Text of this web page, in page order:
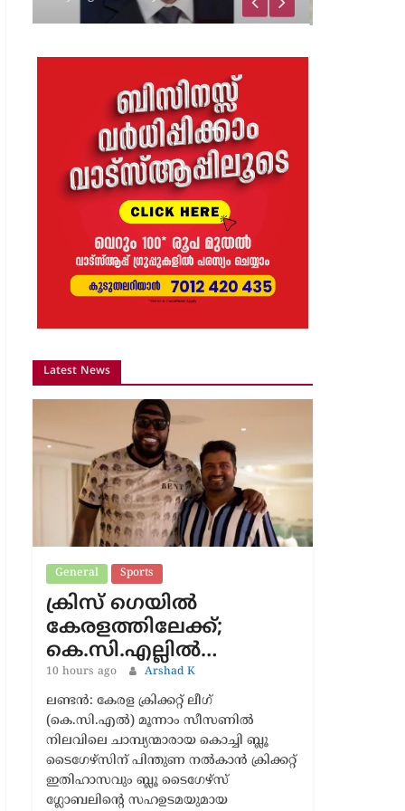
സ്കൂട്ടറിലെ പടക്കം
പൊട്ടിത്തെറിച്ചു;…
The Journal
Latest News
General Sports
ക്രിസ് ഗെയിൽ
കേരളത്തിലേക്ക്;
കെ.സി.എല്ലിൽ…
10 hours ago Arshad K
ലണ്ടൻ: കേരള ക്രിക്കറ്റ് ലീഗ്
(കെ.സി.എൽ) മൂന്നാം സീസണിൽ